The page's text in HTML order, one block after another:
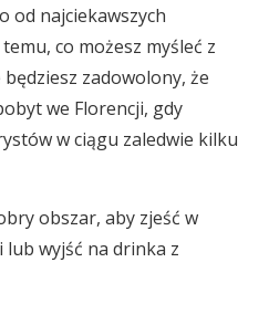
od najciekawszych
co możesz myśleć z
zadowolony, że
we Florencji, gdy
w ciągu zaledwie kilku
obszar, aby zjeść w
wyjść na drinka z